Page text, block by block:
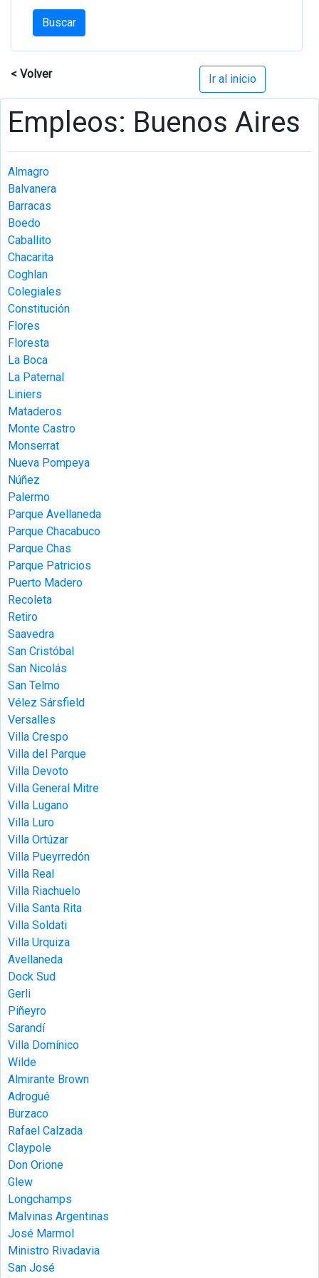
Buscar
< Volver Ir al inicio
Empleos: Buenos Aires
Almagro
Balvanera
Barracas
Boedo
Caballito
Chacarita
Coghlan
Colegiales
Constitución
Flores
Floresta
La Boca
La Paternal
Liniers
Mataderos
Monte Castro
Monserrat
Nueva Pompeya
Núñez
Palermo
Parque Avellaneda
Parque Chacabuco
Parque Chas
Parque Patricios
Puerto Madero
Recoleta
Retiro
Saavedra
San Cristóbal
San Nicolás
San Telmo
Vélez Sársfield
Versalles
Villa Crespo
Villa del Parque
Villa Devoto
Villa General Mitre
Villa Lugano
Villa Luro
Villa Ortúzar
Villa Pueyrredón
Villa Real
Villa Riachuelo
Villa Santa Rita
Villa Soldati
Villa Urquiza
Avellaneda
Dock Sud
Gerli
Piñeyro
Sarandí
Villa Domínico
Wilde
Almirante Brown
Adrogué
Burzaco
Rafael Calzada
Claypole
Don Orione
Glew
Longchamps
Malvinas Argentinas
José Marmol
Ministro Rivadavia
San José